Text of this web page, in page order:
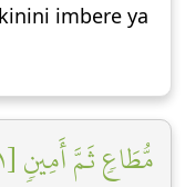
imbere ya
مُّطَاعٖ ثَمَّ أَمِينٖ [٢١]